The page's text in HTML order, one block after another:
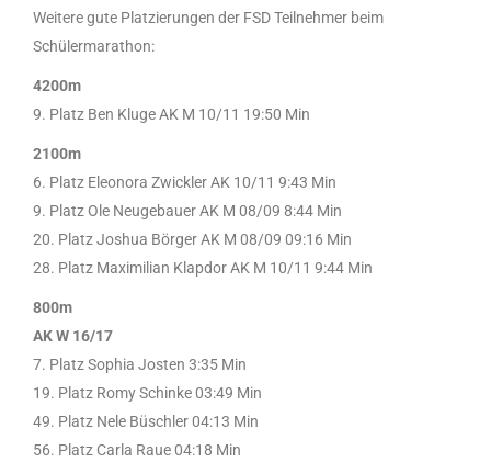
Weitere gute Platzierungen der FSD Teilnehmer beim
Schülermarathon:
4200m
9. Platz Ben Kluge AK M 10/11 19:50 Min
2100m
6. Platz Eleonora Zwickler AK 10/11 9:43 Min
9. Platz Ole Neugebauer AK M 08/09 8:44 Min
20. Platz Joshua Börger AK M 08/09 09:16 Min
28. Platz Maximilian Klapdor AK M 10/11 9:44 Min
800m
AK W 16/17
7. Platz Sophia Josten 3:35 Min
19. Platz Romy Schinke 03:49 Min
49. Platz Nele Büschler 04:13 Min
56. Platz Carla Raue 04:18 Min